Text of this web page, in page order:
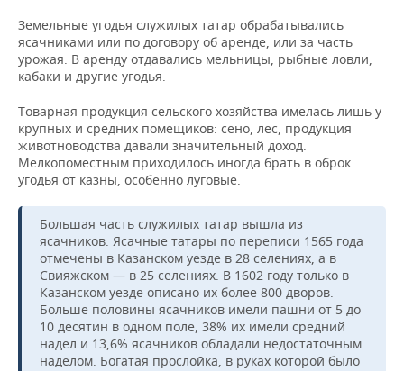
Земельные угодья служилых татар обрабатывались
ясачниками или по договору об аренде, или за часть
урожая. В аренду отдавались мельницы, рыбные ловли,
кабаки и другие угодья.
Товарная продукция сельского хозяйства имелась лишь у
крупных и средних помещиков: сено, лес, продукция
животноводства давали значительный доход.
Мелкопоместным приходилось иногда брать в оброк
угодья от казны, особенно луговые.
Большая часть служилых татар вышла из
ясачников. Ясачные татары по переписи 1565 года
отмечены в Казанском уезде в 28 селениях, а в
Свияжском — в 25 селениях. В 1602 году только в
Казанском уезде описано их более 800 дворов.
Больше половины ясачников имели пашни от 5 до
10 десятин в одном поле, 38% их имели средний
надел и 13,6% ясачников обладали недостаточным
наделом. Богатая прослойка, в руках которой было